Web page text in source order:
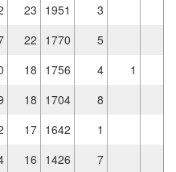
23 1951 3
22 1770
5
18 1756 4
1
18 1704
8
17 1642
1
16 1426 7